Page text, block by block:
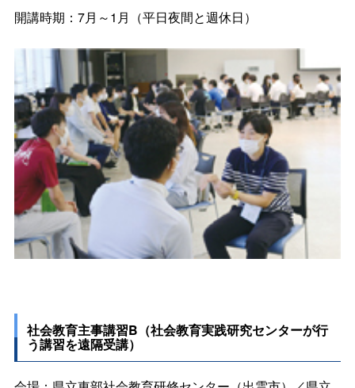
開講時期：7月～1月（平日夜間と週休日）
社会教育主事講習B（社会教育実践研究センターが行
う講習を遠隔受講）